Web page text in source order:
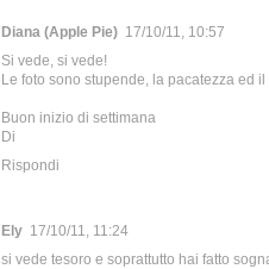
Diana (Apple Pie) 17/10/11, 10:57
Si vede, si vede!
Le foto sono stupende, la pacatezza ed
Buon inizio di settimana
Di
Rispondi
Ely 17/10/11, 11:24
si vede tesoro e soprattutto hai fatto